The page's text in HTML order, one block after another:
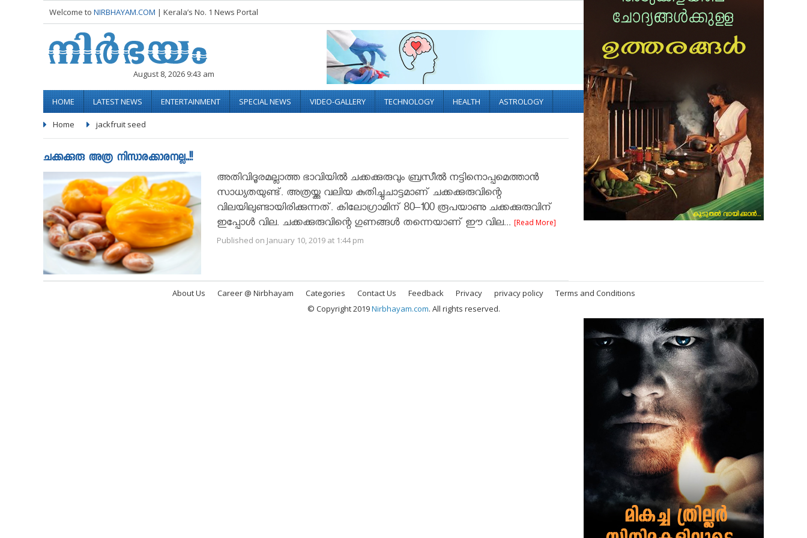
Welcome to NIRBHAYAM.COM | Kerala’s No. 1 News Portal Socialize with us
August 8, 2026 9:43 am
HOME LATEST NEWS ENTERTAINMENT SPECIAL NEWS VIDEO-GALLERY TECHNOLOGY HEALTH ASTROLOGY
Home jackfruit seed
ചക്കക്കുരു അത്ര നിസാരക്കാരനല്ല..!!
അതിവിദൂരമല്ലാത്ത ഭാവിയിൽ ചക്കക്കുരുവും ബ്രസീൽ നട്ടിനൊപ്പമെത്താൻ
സാധ്യതയുണ്ട്. അത്രയ്ക്കു വലിയ കുതിച്ചുചാട്ടമാണ് ചക്കക്കുരുവിന്റെ
വിലയിലുണ്ടായിരിക്കുന്നത്. കിലോഗ്രാമിന് 80–100 രൂപയാണു ചക്കക്കുരുവിന്
ഇപ്പോൾ വില. ചക്കക്കുരുവിന്റെ ഗുണങ്ങൾ തന്നെയാണ് ഈ വില... [Read More]
Published on January 10, 2019 at 1:44 pm
About Us Career @ Nirbhayam Categories Contact Us Feedback Privacy privacy policy
Terms and Conditions
© Copyright 2019Nirbhayam.com. All rights reserved.